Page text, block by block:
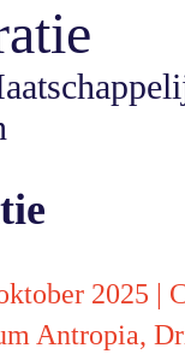
2025 |
Antropia,